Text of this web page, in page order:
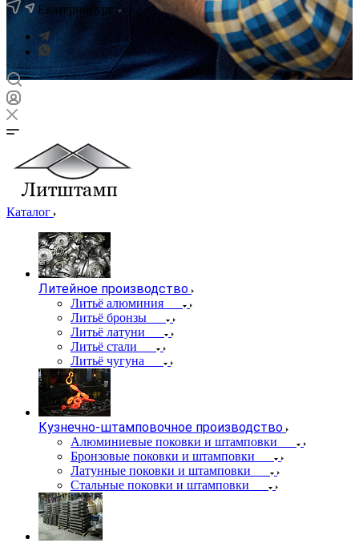
Екатеринбург
Каталог
Литейное производство
Литьё алюминия
Литьё бронзы
Литьё латуни
Литьё стали
Литьё чугуна
Кузнечно-штамповочное производство
Алюминиевые поковки и штамповки
Бронзовые поковки и штамповки
Латунные поковки и штамповки
Стальные поковки и штамповки